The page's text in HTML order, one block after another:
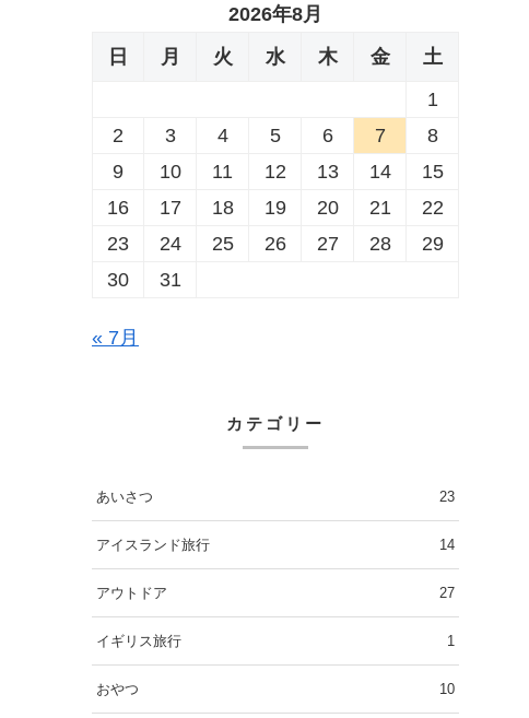
2026年8月
日
月 火 水 木 金
土
1
2
3 4 5 6 7
8
9
10 11 12 13 14
15
16
17 18 19 20 21
22
23
24 25 26 27 28
29
30
31
« 7月
カテゴリー
あいさつ 23
アイスランド旅行 14
アウトドア 27
イギリス旅行 1
おやつ 10